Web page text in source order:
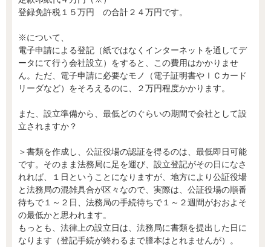
登録免許税１５万円 の合計２４万円です。
※について、
電子申請による登記（紙ではなくインターネットを通してデ
ータにて行う会社設立）をすると、この費用はかかりませ
ん。ただ、電子申請に必要なモノ（電子証明書やＩＣカード
リーダなど）をそろえるのに、２万円程度かかります。
また、設立準備から、最低どのぐらいの期間で会社として設
立されますか？
＞書類を作成し、公証役場の認証を得るのは、最低即日可能
です。そのまま法務局に足を運び、設立登記がその日になさ
れれば、１日ということになりますが、地方により公証役場
と法務局の混雑具合が区々なので、実際は、公証役場の順番
待ちで１～２日、法務局の手続待ちで１～２週間がおおよそ
の最低かと思われます。
もっとも、法律上の設立日は、法務局に書類を提出した日に
なります（登記手続が終わるまで謄本はとれませんが）。